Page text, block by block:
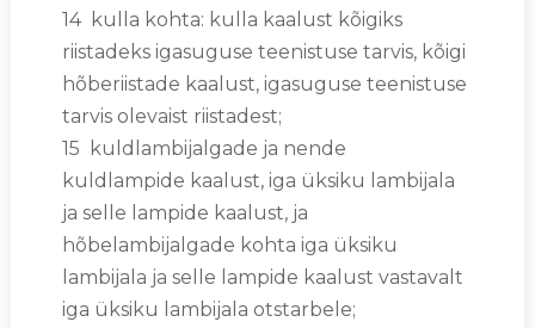
14 kulla kohta: kulla kaalust kõigiks
riistadeks igasuguse teenistuse tarvis, kõigi
hõberiistade kaalust, igasuguse teenistuse
tarvis olevaist riistadest;
15 kuldlambijalgade ja nende
kuldlampide kaalust, iga üksiku lambijala
ja selle lampide kaalust, ja
hõbelambijalgade kohta iga üksiku
lambijala ja selle lampide kaalust vastavalt
iga üksiku lambijala otstarbele;